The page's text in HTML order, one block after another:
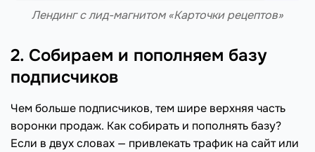
Лендинг с лид-магнитом «Карточки рецептов»
2. Собираем и пополняем базу
подписчиков
Чем больше подписчиков, тем шире верхняя часть
воронки продаж. Как собирать и пополнять базу?
Если в двух словах — привлекать трафик на сайт или